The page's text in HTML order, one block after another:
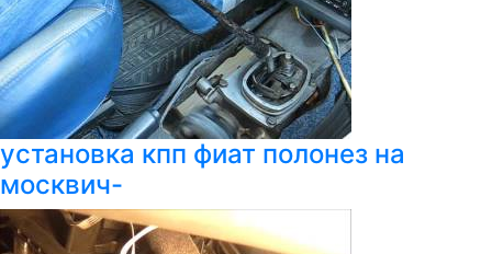
установка кпп фиат полонез на
москвич-